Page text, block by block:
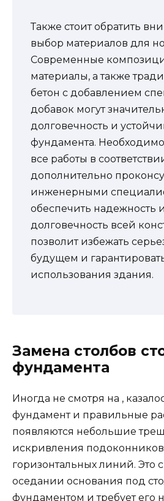
Также стоит обратить
выбор материалов для
Современные
материалы, а также
бетон с добавлением
добавок могут
долговечность и
фундамента.
все работы в
дополнительно
инженерными
обеспечить надежность и
долговечность всей
позволит избежать
будущем и
использования здания.
Замена столбов
фундамента
Иногда не смотря на ,
фундамент и правильные
появляются небольшие
искривления
горизонтальных линий. Это
оседании основания под
фундаментом и требует его